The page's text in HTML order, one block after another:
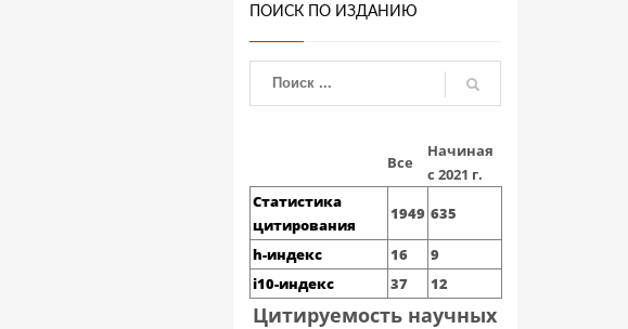
ПОИСК ПО ИЗДАНИЮ
Все
Начиная
с 2021 г.
Статистика
цитирования
1949 635
h-индекс 16
9
i10-индекс
37 12
Цитируемость научных